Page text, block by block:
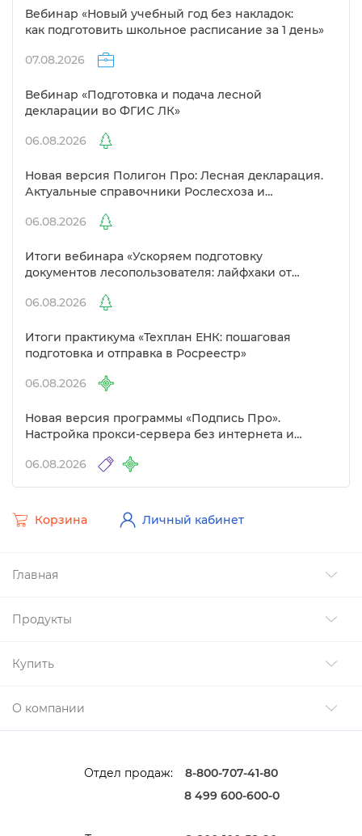
ебинар «Новый учебный год без накладок:
как подготовить школьное расписание за 1 день»
07.08.2026
ебинар «Подготовка и подача лесной
декларации во ФГИС ЛК»
06.08.2026
Новая версия Полигон Про: Лесная декларация.
Актуальные справочники Рослесхоза и
06.08.2026
Итоги вебинара «Ускоряем подготовку
документов лесопользователя: лайфхаки от
06.08.2026
Итоги практикума «Техплан ЕНК: пошаговая
подготовка и отправка в Росреестр»
06.08.2026
Новая версия программы «Подпись Про».
Настройка прокси-сервера без интернета и
06.08.2026
Главная
Продукты
Купить
О компании
Корзина Личный кабинет
Отдел продаж:
8-800-707-41-80
8 499 600-600-0